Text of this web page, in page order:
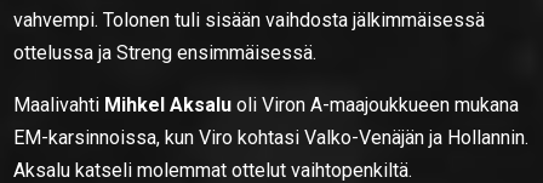
vahvempi. Tolonen tuli sisään vaihdosta jälkimmäisessä
ottelussa ja Streng ensimmäisessä.
Maalivahti Mihkel Aksalu oli Viron A-maajoukkueen mukana
EM-karsinnoissa, kun Viro kohtasi Valko-Venäjän ja Hollannin.
Aksalu katseli molemmat ottelut vaihtopenkiltä.